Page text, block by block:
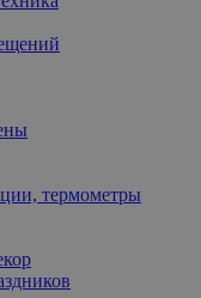
термометры